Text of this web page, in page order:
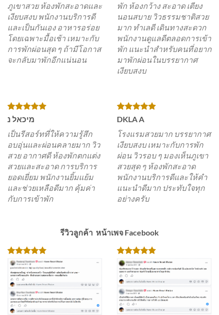
ภูเขาสวย ห้องพักสะอาดและ
เงียบสงบ พนักงานบริการดี
และเป็นกันเอง อาหารอร่อย
โดยเฉพาะมื้อเช้า เหมาะกับ
การพักผ่อนสุด ๆ ถ้ามีโอกาส
จะกลับมาพักอีกแน่นอน
พัก ห้องกว้าง สะอาด เตียง
นอนสบาย วิวธรรมชาติสวย
มาก ทำเลดี เดินทางสะดวก
พนักงานดูแลดีตลอดการเข้า
พัก แนะนำสำหรับคนที่อยาก
มาพักผ่อนในบรรยากาศ
เงียบสงบ
מיכאל נ
เป็นรีสอร์ทที่ให้ความรู้สึก
อบอุ่นและผ่อนคลายมาก วิว
สวย อากาศดี ห้องพักตกแต่ง
สวยและสะอาด การบริการ
ยอดเยี่ยม พนักงานยิ้มแย้ม
และช่วยเหลือดีมาก คุ้มค่า
กับการเข้าพัก
DKLA A
โรงแรมสวยมาก บรรยากาศ
เงียบสงบ เหมาะกับการพัก
ผ่อน วิวรอบ ๆ มองเห็นภูเขา
สวยสุด ๆ ห้องพักสะอาด
พนักงานบริการดีและให้คำ
แนะนำดีมาก ประทับใจทุก
อย่างครับ
รีวิวลูกค้า หน้าเพจ Facebook